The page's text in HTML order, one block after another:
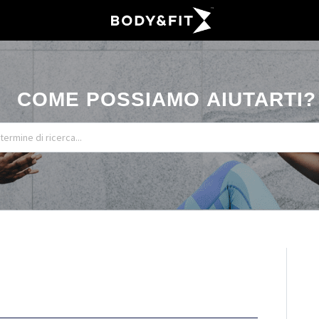
COME POSSIAMO AIUTARTI?